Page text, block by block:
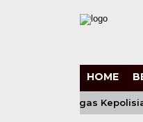
HOME
Satgas Kepolisian